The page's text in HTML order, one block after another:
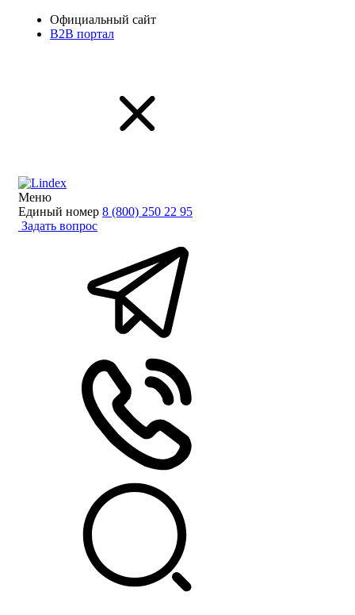
Официальный сайт
B2B портал
Меню
Единый номер 8 (800) 250 22 95
Задать вопрос